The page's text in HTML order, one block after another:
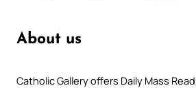
About us
Catholic Gallery offers Daily Mass